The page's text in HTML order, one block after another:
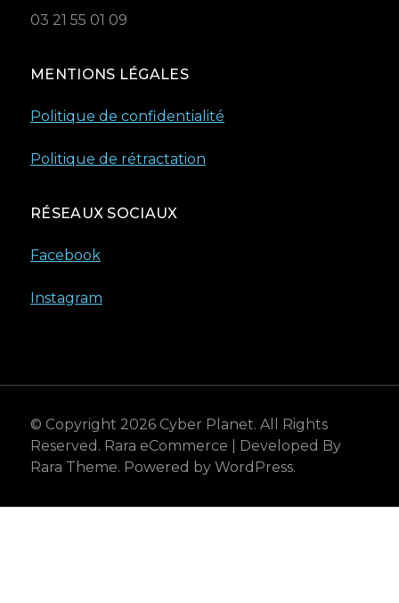
03 21 55 01 09
MENTIONS LÉGALES
Politique de confidentialité
Politique de rétractation
RÉSEAUX SOCIAUX
Facebook
Instagram
© Copyright 2026 Cyber Planet. All Rights
Reserved. Rara eCommerce | Developed By
Rara Theme. Powered by WordPress.